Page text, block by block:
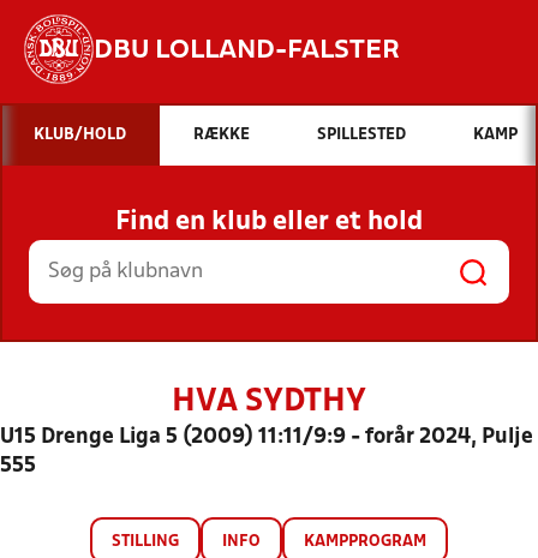
DBU LOLLAND-FALSTER
Hvad vil du søge efter?
INDHOLD OG NYHEDER
STILLINGER, RESULTATER, KLUBBER OG
HOLD
KLUB/HOLD RÆKKE SPILLESTED KAMP
Find en klub eller et hold
HVA SYDTHY
U15 Drenge Liga 5 (2009) 11:11/9:9 - forår 2024, Pulje
555
STILLING INFO KAMPPROGRAM